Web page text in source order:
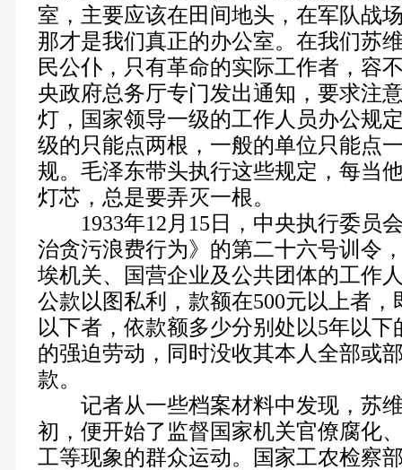
室，主要应该在田间地头，在军队战
那才是我们真正的办公室。在我们苏
民公仆，只有革命的实际工作者，容
央政府总务厅专门发出通知，要求注
灯，国家领导一级的工作人员办公规
级的只能点两根，一般的单位只能点
规。毛泽东带头执行这些规定，每当
灯芯，总是要弄灭一根。
1933年12月15日，中央执行委员
治贪污浪费行为》的第二十六号训令
埃机关、国营企业及公共团体的工作
公款以图私利，款额在500元以上者，
以下者，依款额多少分别处以5年以
的强迫劳动，同时没收其本人全部或
款。
记者从一些档案材料中发现，苏维
初，便开始了监督国家机关官僚腐化
工等现象的群众运动。国家工农检察